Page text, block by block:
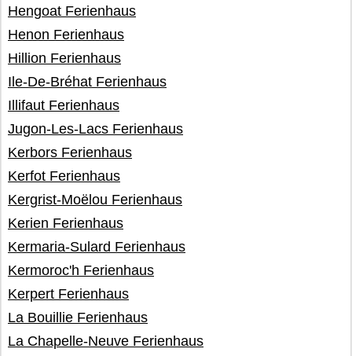
Hengoat Ferienhaus
Henon Ferienhaus
Hillion Ferienhaus
Ile-De-Bréhat Ferienhaus
Illifaut Ferienhaus
Jugon-Les-Lacs Ferienhaus
Kerbors Ferienhaus
Kerfot Ferienhaus
Kergrist-Moëlou Ferienhaus
Kerien Ferienhaus
Kermaria-Sulard Ferienhaus
Kermoroc'h Ferienhaus
Kerpert Ferienhaus
La Bouillie Ferienhaus
La Chapelle-Neuve Ferienhaus